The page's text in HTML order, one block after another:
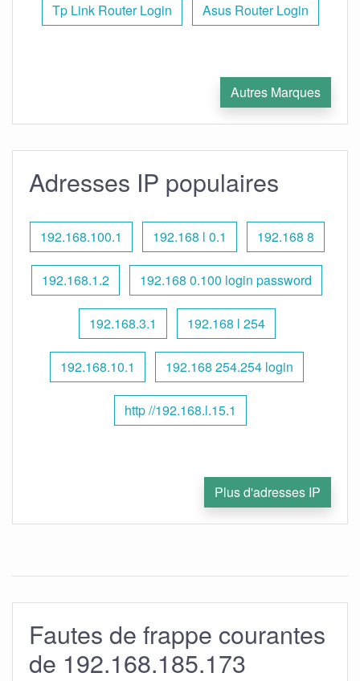
Tp Link Router Login Asus Router Login
Autres Marques
Adresses IP populaires
192.168.100.1 192.168 l 0.1 192.168 8
192.168.1.2 192.168 0.100 login password
192.168.3.1 192.168 l 254
192.168.10.1 192.168 254.254 login
http //192.168.l.15.1
Plus d'adresses IP
Fautes de frappe courantes
de 192.168.185.173